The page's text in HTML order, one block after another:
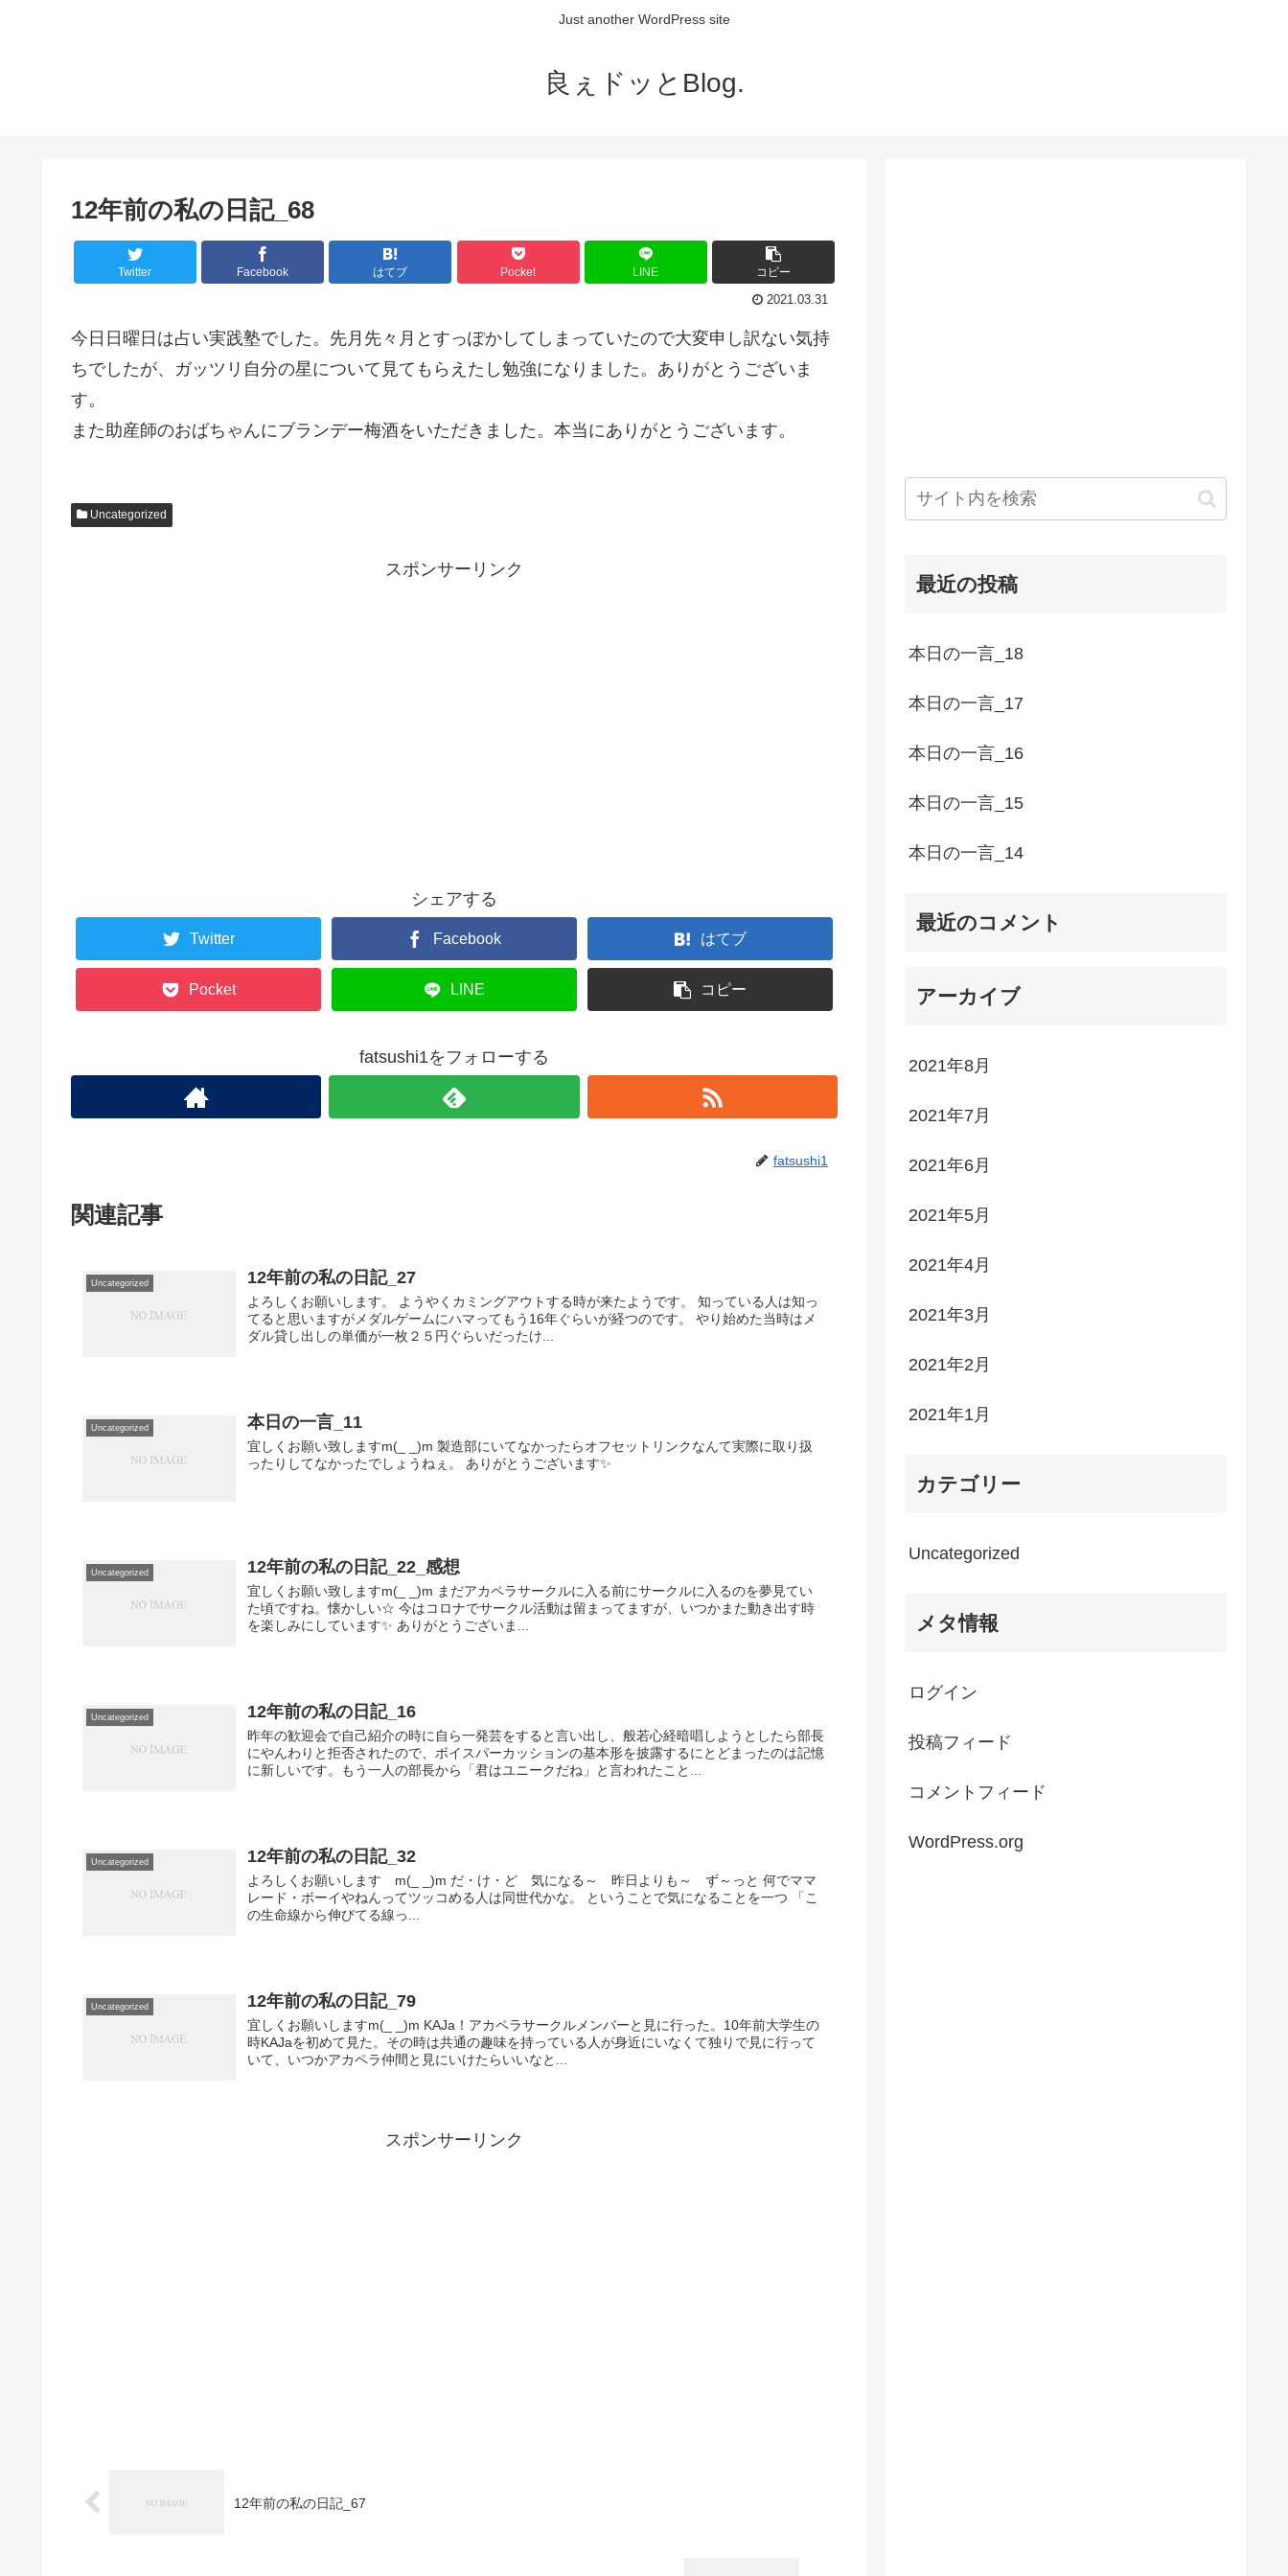
Just another WordPress site
良ぇドッとBlog.
12年前の私の日記_68
Twitter Facebook はてブ Pocket LINE コピー
2021.03.31
今日日曜日は占い実践塾でした。先月先々月とすっぽかしてしまっていたので大変申し訳ない気持
ちでしたが、ガッツリ自分の星について見てもらえたし勉強になりました。ありがとうございま
す。
また助産師のおばちゃんにブランデー梅酒をいただきました。本当にありがとうございます。
Uncategorized
スポンサーリンク
シェアする
Twitter Facebook はてブ
Pocket LINE コピー
fatsushi1をフォローする
fatsushi1
関連記事
Uncategorized 12年前の私の日記_27
よろしくお願いします。 ようやくカミングアウトする時が来たようです。 知っている人は知っ
てると思いますがメダルゲームにハマってもう16年ぐらいが経つのです。 やり始めた当時はメ
ダル貸し出しの単価が一枚２５円ぐらいだったけ...
Uncategorized 本日の一言_11
宜しくお願い致しますm(_ _)m 製造部にいてなかったらオフセットリンクなんて実際に取り扱
ったりしてなかったでしょうねぇ。 ありがとうございます✨
Uncategorized 12年前の私の日記_22_感想
宜しくお願い致しますm(_ _)m まだアカペラサークルに入る前にサークルに入るのを夢見てい
た頃ですね。懐かしい☆ 今はコロナでサークル活動は留まってますが、いつかまた動き出す時
を楽しみにしています✨ ありがとうございま...
Uncategorized 12年前の私の日記_16
昨年の歓迎会で自己紹介の時に自ら一発芸をすると言い出し、般若心経暗唱しようとしたら部長
にやんわりと拒否されたので、ボイスパーカッションの基本形を披露するにとどまったのは記憶
に新しいです。もう一人の部長から「君はユニークだね」と言われたこと...
Uncategorized 12年前の私の日記_32
よろしくお願いします m(_ _)m だ・け・ど 気になる～ 昨日よりも～ ず～っと 何でママ
レード・ボーイやねんってツッコめる人は同世代かな。 ということで気になることを一つ 「こ
の生命線から伸びてる線っ...
Uncategorized 12年前の私の日記_79
宜しくお願いしますm(_ _)m KAJa！アカペラサークルメンバーと見に行った。10年前大学生の
時KAJaを初めて見た。その時は共通の趣味を持っている人が身近にいなくて独りで見に行って
いて、いつかアカペラ仲間と見にいけたらいいなと...
スポンサーリンク
12年前の私の日記_67
最近の投稿
本日の一言_18
本日の一言_17
本日の一言_16
本日の一言_15
本日の一言_14
最近のコメント
アーカイブ
2021年8月
2021年7月
2021年6月
2021年5月
2021年4月
2021年3月
2021年2月
2021年1月
カテゴリー
Uncategorized
メタ情報
ログイン
投稿フィード
コメントフィード
WordPress.org